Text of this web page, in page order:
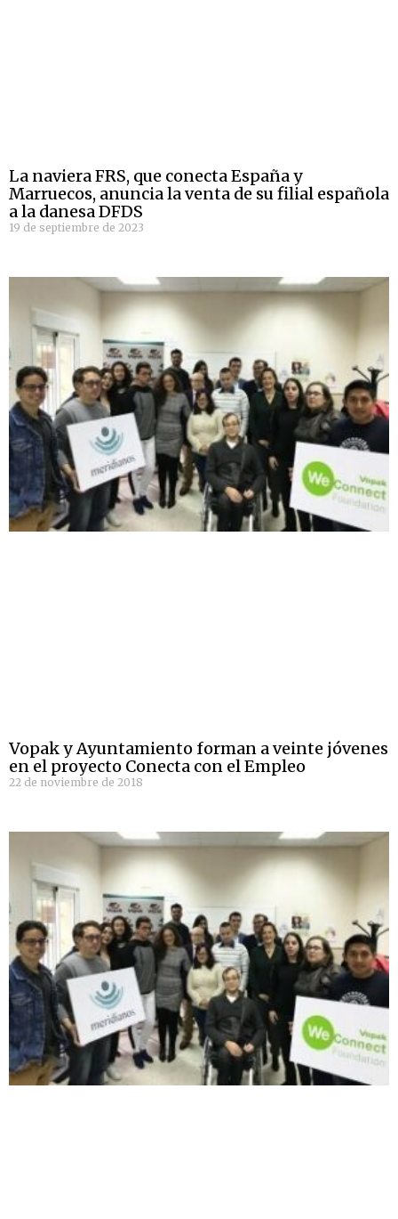
La naviera FRS, que conecta España y
Marruecos, anuncia la venta de su filial española
a la danesa DFDS
19 de septiembre de 2023
Vopak y Ayuntamiento forman a veinte jóvenes
en el proyecto Conecta con el Empleo
22 de noviembre de 2018